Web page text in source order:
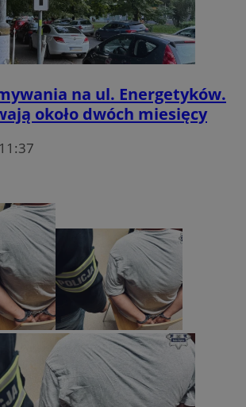
na ul. Energetyków.
około dwóch miesięcy